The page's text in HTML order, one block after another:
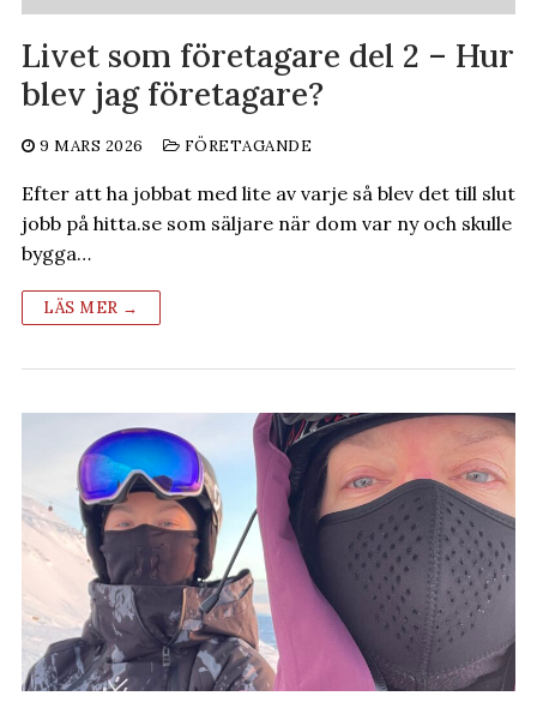
Livet som företagare del 2 – Hur
blev jag företagare?
9 MARS 2026 FÖRETAGANDE
Efter att ha jobbat med lite av varje så blev det till slut
jobb på hitta.se som säljare när dom var ny och skulle
bygga…
LÄS MER →